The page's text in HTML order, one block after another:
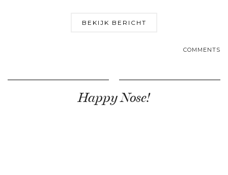
BEKIJK BERICHT
COMMENTS
Happy Nose!